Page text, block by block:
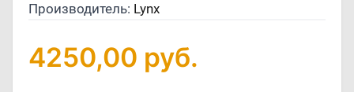
Производитель: Lynx
4250,00 руб.